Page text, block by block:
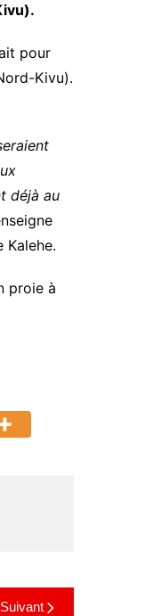
pour
Kivu).
déjà au
proie à
Suivant